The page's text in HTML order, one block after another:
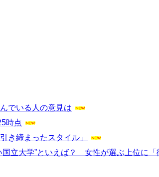
でいる人の意見は
時点
き締まったスタイル」
立大学”といえば？ 女性が選ぶ上位に